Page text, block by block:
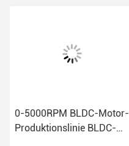
0-5000RPM BLDC-Motor-
Produktionslinie BLDC-